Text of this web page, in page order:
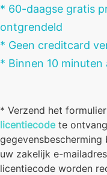
* 60-daagse gratis
ontgrendeld
* Geen creditcard
* Binnen 10 minuten
* Verzend het
licentiecodete
uw zakelijk e-
licentiecode worden